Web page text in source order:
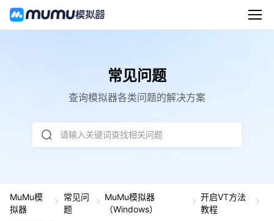
常见问题
查询模拟器各类问题的解决方案
请输入关键词查找相关问题
MuMu模
拟器
常见问
题
MuMu模拟器
（Windows）
开启VT方法
教程